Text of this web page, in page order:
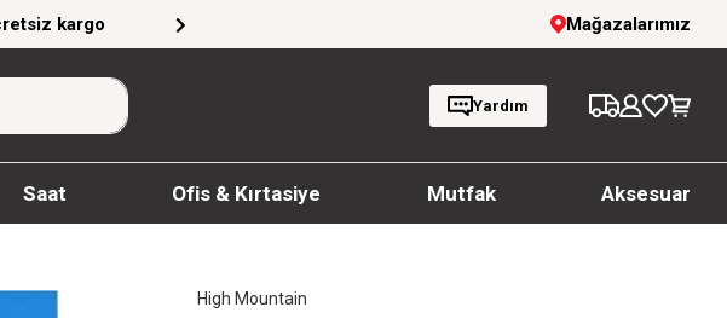
Varan İndirim! 1000 TL ve üzeri siparişlerde ücretsiz kargo
Mağazalarımız
Yardım
Saat Ofis & Kırtasiye Mutfak Aksesuar
High Mountain